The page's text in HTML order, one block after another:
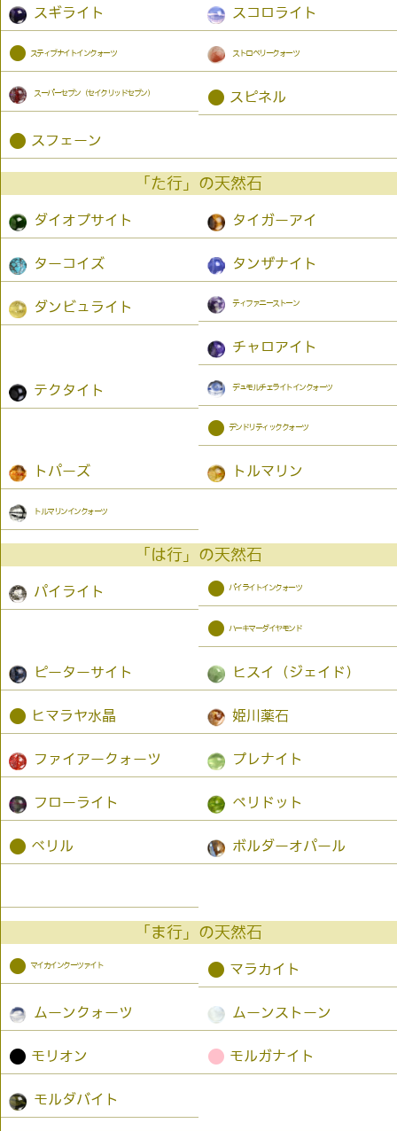
スギライト スコロライト
● スティブナイトインクォーツ ストロベリークォーツ
スーパーセブン（セイクリッドセブン） ● スピネル
● スフェーン
「た行」の天然石
ダイオプサイト タイガーアイ
ターコイズ タンザナイト
ダンビュライト ティファニーストーン
チャロアイト
テクタイト デュモルチェライトインクォーツ
● デンドリティッククォーツ
トパーズ トルマリン
トルマリンインクォーツ
「は行」の天然石
パイライト ● パイライトインクォーツ
● ハーキマーダイヤモンド
ピーターサイト ヒスイ（ジェイド）
● ヒマラヤ水晶 姫川薬石
ファイアークォーツ プレナイト
フローライト ペリドット
● ベリル ボルダーオパール
「ま行」の天然石
● マイカインクーツァイト ● マラカイト
ムーンクォーツ ムーンストーン
● モリオン ● モルガナイト
モルダバイト